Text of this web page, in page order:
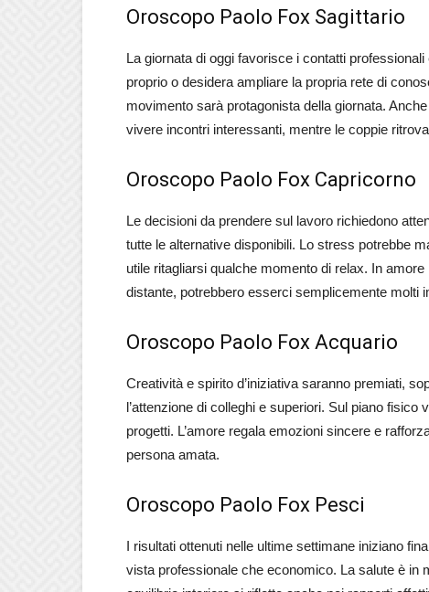
Oroscopo Paolo Fox Sagittario
La giornata di oggi favorisce i contatti
proprio o desidera ampliare la propria rete di
movimento sarà protagonista della giornata.
vivere incontri interessanti, mentre le coppie
Oroscopo Paolo Fox Capricorno
Le decisioni da prendere sul lavoro richiedono
tutte le alternative disponibili. Lo stress potrebbe
utile ritagliarsi qualche momento di relax. In
distante, potrebbero esserci semplicemente molti
Oroscopo Paolo Fox Acquario
Creatività e spirito d’iniziativa saranno premiati,
l’attenzione di colleghi e superiori. Sul piano
progetti. L’amore regala emozioni sincere e
persona amata.
Oroscopo Paolo Fox Pesci
I risultati ottenuti nelle ultime settimane iniziano
vista professionale che economico. La salute è in